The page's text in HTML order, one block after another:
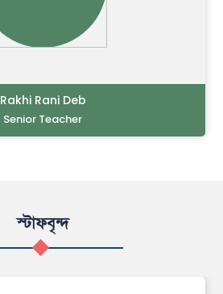
Mansura Akter
Senior Teacher
স্টাফবৃন্দ